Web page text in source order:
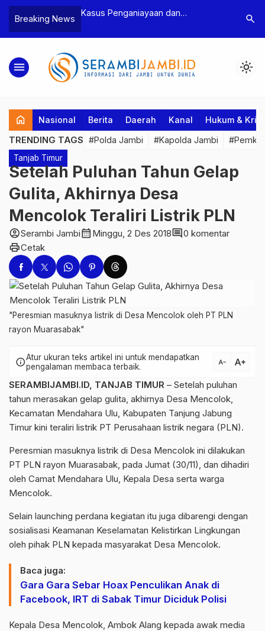
Breaking News
Bea Cukai
Pelaku beserta
dan 146 Gram
Kasus Penganiayaan dan
Tebo Tetapkan Dua Tersangka
Polres
Dua
search
menu light_mode
home Nasional Berita Daerah Kanal Hukum &
TRENDING TAGS #Polda Jambi #Kapolda Jambi
Tanjab Timur
Setelah Puluhan Tahun Gelap
Gulita, Akhirnya Desa
Mencolok Teraliri Listrik PLN
account_circleSerambi Jambicalendar_month Minggu, 2 Des 2018comment0 komentar
printCetak
"Peresmian masuknya listrik di Desa Mencolok oleh PT PLN
rayon Muarasabak"
infoAtur ukuran teks artikel ini untuk mendapatkan
pengalaman membaca terbaik.
text_decrease text_increase
SERAMBIJAMBI.ID, TANJAB TIMUR – Setelah puluhan
tahun merasakan gelap gulita, akhirnya Desa Mencolok,
Kecamatan Mendahara Ulu, Kabupaten Tanjung Jabung
Timur kini teraliri listrik PT Perusahaan listrik negara (PLN).
Peresmian masuknya listrik di Desa Mencolok ini dilakukan
PT PLN rayon Muarasabak, pada Jumat (30/11), dan dihadiri
oleh Camat Mendahara Ulu, Kepala Desa serta warga
Mencolok.
Selain launching perdana kegiatan itu juga dibarengi dengan
sosialisasi Keamanan Keselamatan Kelistirkan Lingkungan
oleh pihak PLN kepada masyarakat Desa Mencolok.
Baca juga:
Gara Gara Sebar Hoax Penculikan Anak di
Facebook, IRT di Sabak Timur Diciduk Polisi
Kepala Desa Mencolok, Ambok Alang kepada awak media